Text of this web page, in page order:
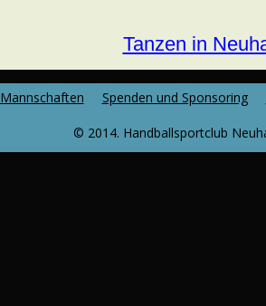
Tanzen in
Mannschaften Spenden und Sponsoring
© 2014. Handballsportclub